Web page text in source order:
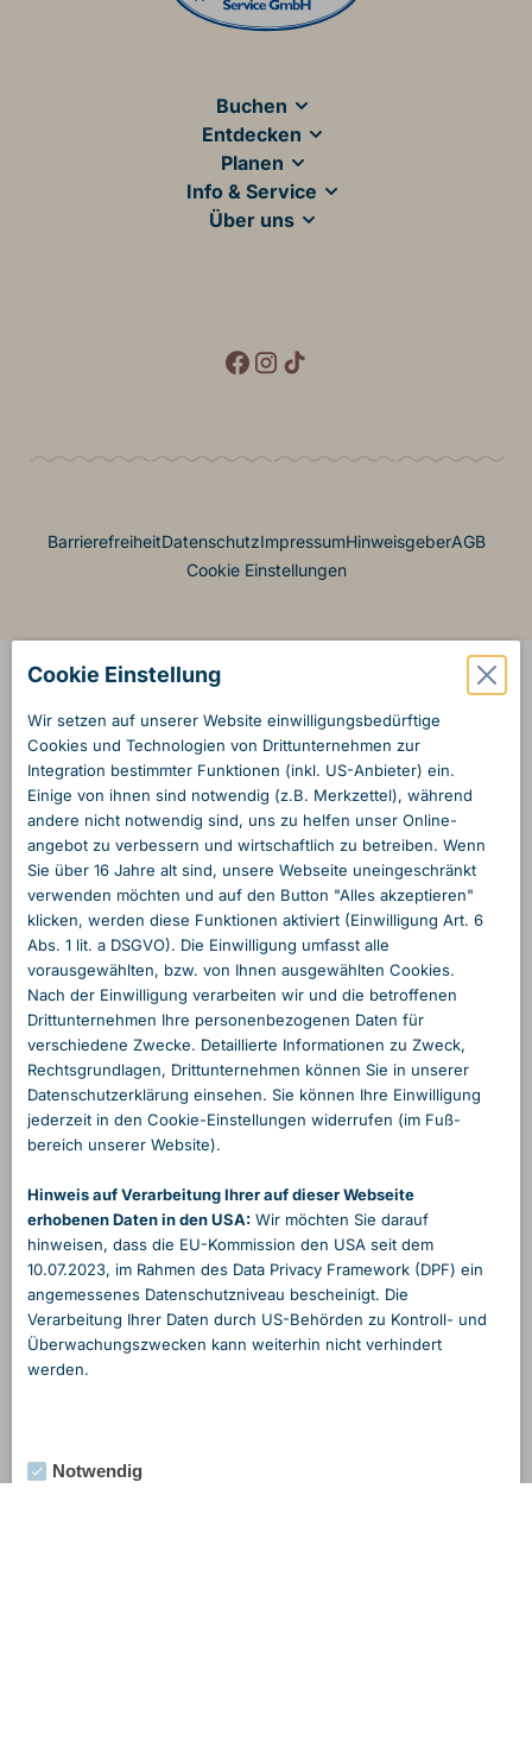
Buchen
Entdecken
Planen
Info & Service
Über uns
Social Media
Footer Menü
BarrierefreiheitDatenschutzImpressumHinweisgeberAGB
Cookie Einstellungen
Cookie Einstellung
Wir setzen auf unserer Website einwilligungs­bedürftige
Cookies und Technologien von Dritt­unternehmen zur
Integration bestimmter Funktionen (inkl. US-Anbieter) ein.
Einige von ihnen sind notwendig (z.B. Merkzettel), während
andere nicht notwendig sind, uns zu helfen unser Online­
angebot zu verbessern und wirtschaftlich zu betreiben. Wenn
Sie über 16 Jahre alt sind, unsere Webseite unein­geschränkt
verwenden möchten und auf den Button "Alles akzeptieren"
klicken, werden diese Funktionen aktiviert (Einwilligung Art. 6
Abs. 1 lit. a DSGVO). Die Einwilligung umfasst alle
vorausgewählten, bzw. von Ihnen ausgewählten Cookies.
Nach der Einwilligung verarbeiten wir und die betroffenen
Dritt­unternehmen Ihre personen­bezogenen Daten für
verschiedene Zwecke. Detaillierte Informationen zu Zweck,
Rechts­grundlagen, Dritt­unternehmen können Sie in unserer
Daten­schutzerklärung einsehen. Sie können Ihre Einwilligung
jederzeit in den Cookie-Einstellungen widerrufen (im Fuß­
bereich unserer Website).
Hinweis auf Verarbeitung Ihrer auf dieser Webseite
erhobenen Daten in den USA:Wir möchten Sie darauf
hinweisen, dass die EU-Kommission den USA seit dem
10.07.2023, im Rahmen des Data Privacy Framework (DPF) ein
angemessenes Daten­schutzniveau bescheinigt. Die
Verarbeitung Ihrer Daten durch US-Behörden zu Kontroll- und
Überwachungs­zwecken kann weiterhin nicht verhindert
werden.
Notwendig